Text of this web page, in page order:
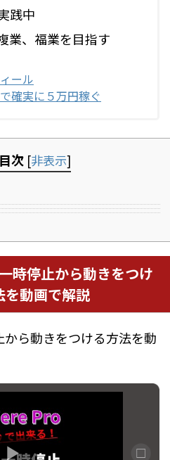
践中
業、福業を目指す
ール
確実に５万円稼ぐ
目次 [非表示]
時停止から動きをつけ
を動画で解説
ら動きをつける方法を動